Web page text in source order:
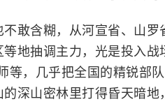
不敢含糊，从河宣省、山
地抽调主力，光是投入战
等，几乎把全国的精锐部
的深山密林里打得昏天暗